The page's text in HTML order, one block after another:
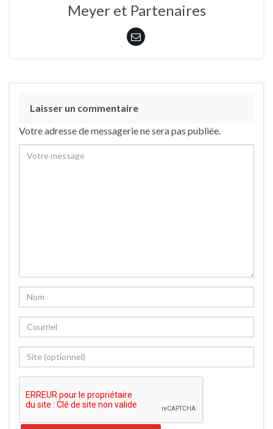
Meyer et Partenaires
Laisser un commentaire
Votre adresse de messagerie ne sera pas publiée.